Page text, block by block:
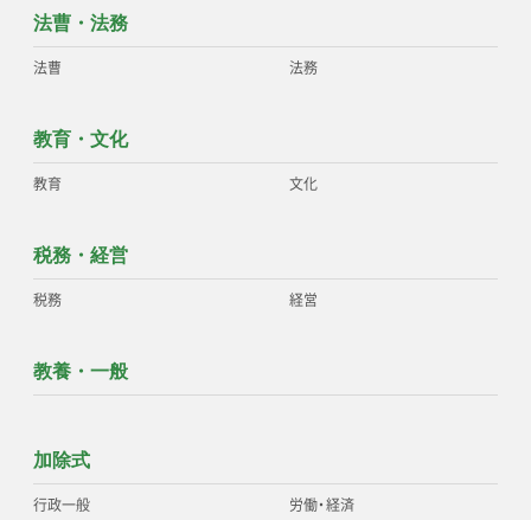
法曹・法務
法曹 法務
教育・文化
教育 文化
税務・経営
税務 経営
教養・一般
加除式
行政一般
労働・経済